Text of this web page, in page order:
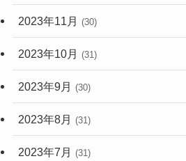
2023年11月 (30)
2023年10月 (31)
2023年9月 (30)
2023年8月 (31)
2023年7月 (31)